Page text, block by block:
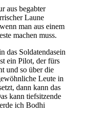
aus begabter
Laune
man aus einem
machen muss.
das Soldatendasein
ein Pilot, der fürs
und so über die
Leute in
dann kann das
kann tiefsitzende
ich Bodhi